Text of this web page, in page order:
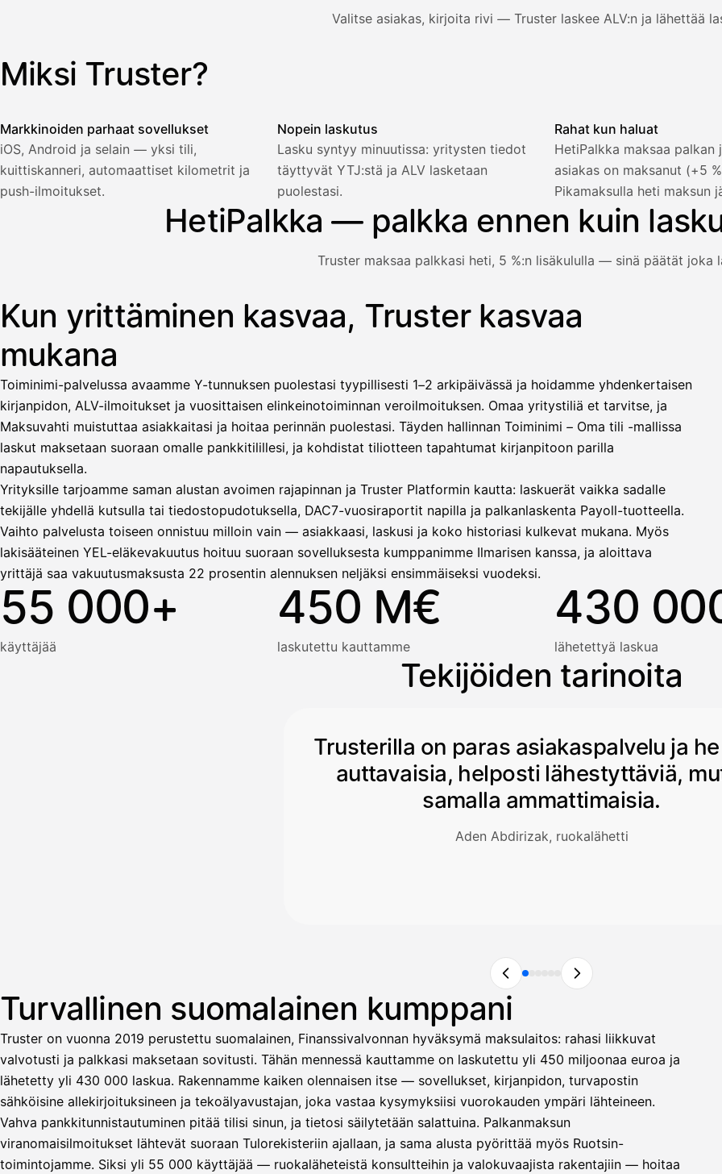
Valitse asiakas, kirjoita rivi — Truster laskee ALV:n ja lähettää
Kuvitus: käyttäjä luo laskun Truster-sovelluksessa — asiakas ja rivi täyttyvät, arvonlisävero lasketaan automaattisesti
Miksi Truster?
Markkinoiden parhaat sovellukset
iOS, Android ja selain — yksi tili,
kuittiskanneri, automaattiset kilometrit ja
push-ilmoitukset.
Nopein laskutus
Lasku syntyy minuutissa: yritysten tiedot
täyttyvät YTJ:stä ja ALV lasketaan
puolestasi.
Rahat kun haluat
HetiPalkka maksaa palkan
asiakas on maksanut (+5
Pikamaksulla heti maksun
HetiPalkka — palkka ennen kuin
Truster maksaa palkkasi heti, 5 %:n lisäkululla — sinä päätät joka
Kuvitus: käyttäjä nostaa palkan laskusta, jota asiakas ei ole vielä maksanut — HetiPalkka-valinnalla Truster maksaa
Palkka
Lasku · Acme Oy 2 321,75 €
Nosta palkkaa
Ennakonpidätys −412,00 €
Ennen laskun maksua
Tavallinen nosto
Kun lasku on maksettu
Vahvista
Palkka maksussa
Kun yrittäminen kasvaa, Truster kasvaa
mukana
Toiminimi-palvelussa avaamme Y-tunnuksen puolestasi tyypillisesti 1–2 arkipäivässä ja hoidamme yhdenkertaisen
kirjanpidon, ALV-ilmoitukset ja vuosittaisen elinkeinotoiminnan veroilmoituksen. Omaa yritystiliä et tarvitse, ja
Maksuvahti muistuttaa asiakkaitasi ja hoitaa perinnän puolestasi. Täyden hallinnan Toiminimi – Oma tili -mallissa
laskut maksetaan suoraan omalle pankkitilillesi, ja kohdistat tiliotteen tapahtumat kirjanpitoon parilla
napautuksella.
Yrityksille tarjoamme saman alustan avoimen rajapinnan ja Truster Platformin kautta: laskuerät vaikka sadalle
tekijälle yhdellä kutsulla tai tiedostopudotuksella, DAC7-vuosiraportit napilla ja palkanlaskenta Payoll-tuotteella.
Vaihto palvelusta toiseen onnistuu milloin vain — asiakkaasi, laskusi ja koko historiasi kulkevat mukana. Myös
lakisääteinen YEL-eläkevakuutus hoituu suoraan sovelluksesta kumppanimme Ilmarisen kanssa, ja aloittava
yrittäjä saa vakuutusmaksusta 22 prosentin alennuksen neljäksi ensimmäiseksi vuodeksi.
55 000+
käyttäjää
450 M€
laskutettu kauttamme
430
lähetettyä laskua
Tekijöiden tarinoita
Trusterilla on paras asiakaspalvelu ja
auttavaisia, helposti lähestyttäviä,
samalla ammattimaisia.
Aden Abdirizak, ruokalähetti
Turvallinen suomalainen kumppani
Truster on vuonna 2019 perustettu suomalainen, Finanssivalvonnan hyväksymä maksulaitos: rahasi liikkuvat
valvotusti ja palkkasi maksetaan sovitusti. Tähän mennessä kauttamme on laskutettu yli 450 miljoonaa euroa ja
lähetetty yli 430 000 laskua. Rakennamme kaiken olennaisen itse — sovellukset, kirjanpidon, turvapostin
sähköisine allekirjoituksineen ja tekoälyavustajan, joka vastaa kysymyksiisi vuorokauden ympäri lähteineen.
Vahva pankkitunnistautuminen pitää tilisi sinun, ja tietosi säilytetään salattuina. Palkanmaksun
viranomaisilmoitukset lähtevät suoraan Tulorekisteriin ajallaan, ja sama alusta pyörittää myös Ruotsin-
toimintojamme. Siksi yli 55 000 käyttäjää — ruokaläheteistä konsultteihin ja valokuvaajista rakentajiin — hoitaa
Avustaja
Hei! Miten voin auttaa?